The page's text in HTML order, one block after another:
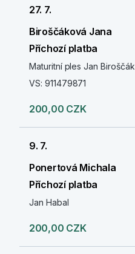
27. 7.
Biroščáková Jana
Příchozí platba
Maturitní ples Jan Biroščák
VS: 911479871
200,00 CZK
9. 7.
Ponertová Michala
Příchozí platba
Jan Habal
200,00 CZK